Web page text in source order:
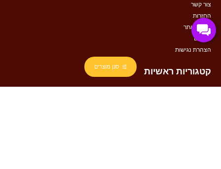
צור קשר
החזרות
מפת האתר
מותגים
הצהרת נגישות
קטגוריות ראשיות סנן מוצרים